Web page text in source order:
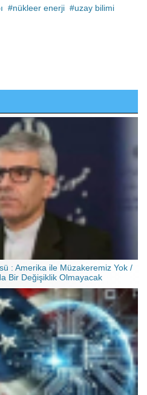
nükleer enerji
uzay bilimi
: Amerika ile Müzakeremiz Yok /
Bir Değişiklik Olmayacak